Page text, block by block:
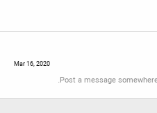
Mar 16, 2020
Post a message